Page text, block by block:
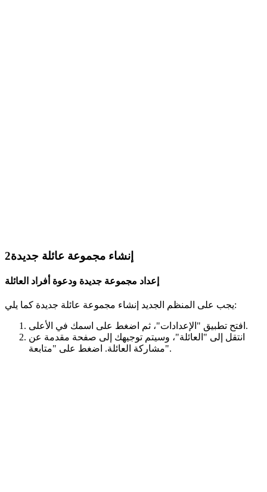
2إنشاء مجموعة عائلة جديدة
إعداد مجموعة جديدة ودعوة أفراد العائلة
يجب على المنظم الجديد إنشاء مجموعة عائلة جديدة كما يلي:
افتح تطبيق "الإعدادات"، ثم اضغط على اسمك في الأعلى.
انتقل إلى "العائلة"، وسيتم توجيهك إلى صفحة مقدمة عن
مشاركة العائلة. اضغط على "متابعة".